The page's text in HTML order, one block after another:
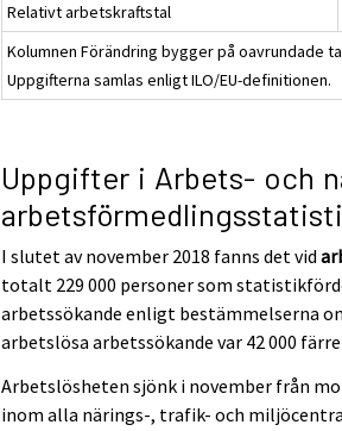
Relativt arbetskraftstal
Kolumnen Förändring bygger på oavrundade
Uppgifterna samlas enligt ILO/EU-definitionen.
Uppgifter i Arbets- och
I slutet av november 2018 fanns det vid
totalt 229 000 personer som
arbetssökande enligt bestämmelserna
arbetslösa arbetssökande var 42 000
Arbetslösheten sjönk i november från
inom alla närings-, trafik- och